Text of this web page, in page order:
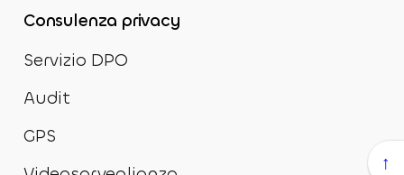
↑
Consulenza privacy
Servizio DPO
Audit
GPS